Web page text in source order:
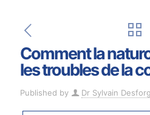
Comment la
les troubles de la
Published by Dr Sylvain